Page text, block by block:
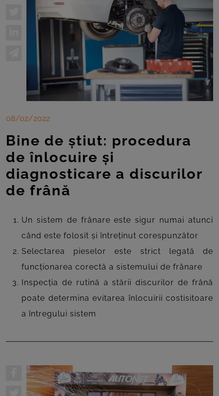
08/02/2022
Bine de știut: procedura
de înlocuire și
diagnosticare a discurilor
de frână
Un sistem de frânare este sigur numai atunci
când este folosit și întreținut corespunzător
Selectarea pieselor este strict legată de
funcționarea corectă a sistemului de frânare
Inspecția de rutină a stării discurilor de frână
poate determina evitarea înlocuirii costisitoare
a întregului sistem